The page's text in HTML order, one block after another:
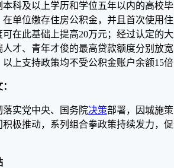
本科及以上学历和学位五年以内的高校
在单位缴存住房公积金，并且首次使用
可在此基础上提高20万元；经过认定的
才、青年才俊的最高贷款额度分别放
以上支持政策均不受公积金账户余额15
落实党中央、国务院决策部署，因城施
积极推动，系列组合拳政策持续发力，